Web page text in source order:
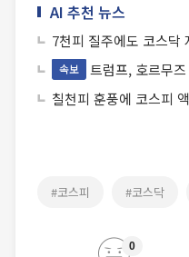
AI 추천 뉴스
7천피 질주에도 코스닥
속보
트럼프, 호르무
칠천피 훈풍에 코스피
#코스피 #코스닥
0